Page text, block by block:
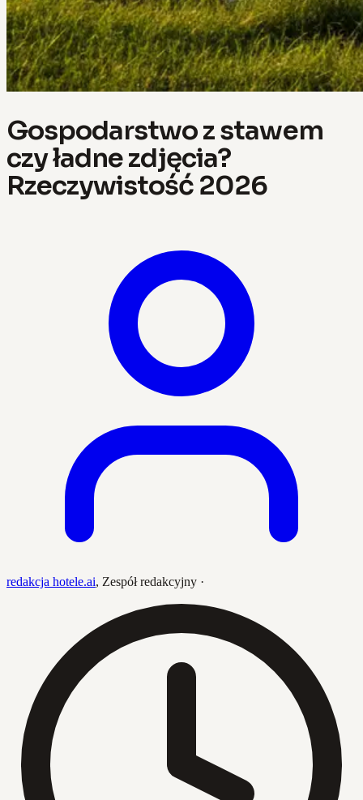
Gospodarstwo z stawem
czy ładne zdjęcia?
Rzeczywistość 2026
redakcja hotele.ai, Zespół redakcyjny ·